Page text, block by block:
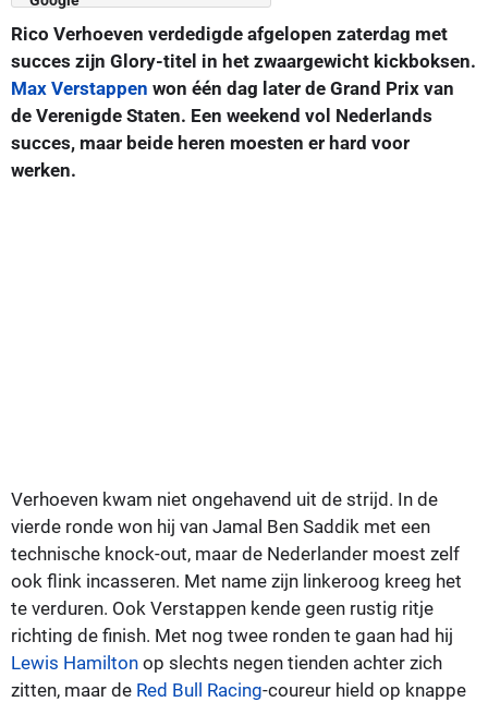
Rico Verhoeven verdedigde afgelopen zaterdag met
succes zijn Glory-titel in het zwaargewicht kickboksen.
Max Verstappen won één dag later de Grand Prix van
de Verenigde Staten. Een weekend vol Nederlands
succes, maar beide heren moesten er hard voor
werken.
Verhoeven kwam niet ongehavend uit de strijd. In de
vierde ronde won hij van Jamal Ben Saddik met een
technische knock-out, maar de Nederlander moest zelf
ook flink incasseren. Met name zijn linkeroog kreeg het
te verduren. Ook Verstappen kende geen rustig ritje
richting de finish. Met nog twee ronden te gaan had hij
Lewis Hamilton op slechts negen tienden achter zich
zitten, maar de Red Bull Racing-coureur hield op knappe